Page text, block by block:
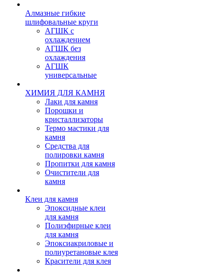
Алмазные гибкие
шлифовальные круги
АГШК с
охлаждением
АГШК без
охлаждения
АГШК
универсальные
ХИМИЯ ДЛЯ КАМНЯ
Лаки для камня
Порошки и
кристаллизаторы
Термо мастики для
камня
Средства для
полировки камня
Пропитки для камня
Очистители для
камня
Клеи для камня
Эпоксидные клеи
для камня
Полиэфирные клеи
для камня
Эпоксиакриловые и
полиуретановые клея
Красители для клея